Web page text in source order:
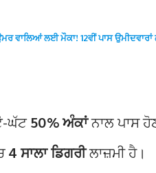
ਵਾਲਿਆਂ ਲਈ ਮੌਕਾ! 12ਵੀਂ ਪਾਸ
ਘੱਟ50% ਅੰਕਾਂਨਾਲ ਪਾਸ
4 ਸਾਲਾ ਡਿਗਰੀਲਾਜ਼ਮੀ ਹੈ।